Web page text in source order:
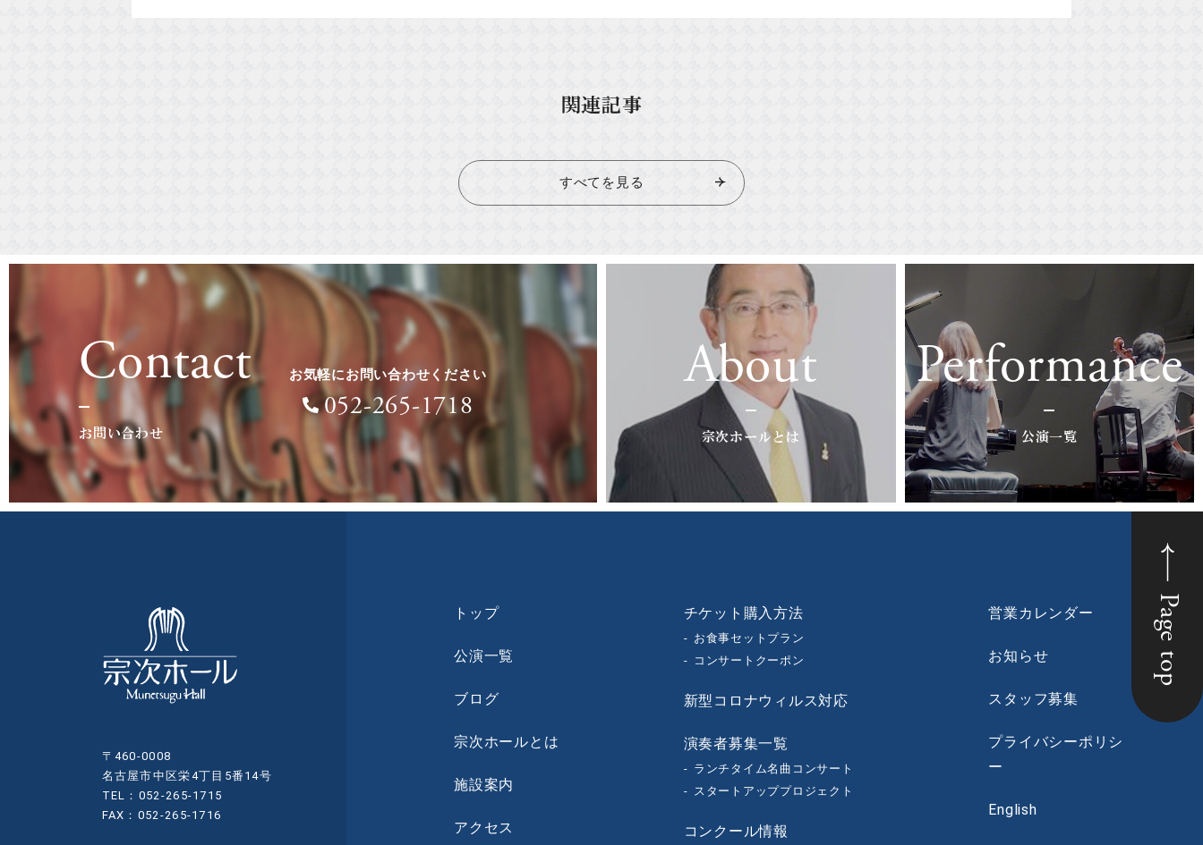
関連記事
すべてを見る
Contact
お問い合わせ
お気軽にお問い合わせください
052-265-1718
About
宗次ホールとは
Performance
公演一覧
Page top
〒460-0008
名古屋市中区栄4丁目5番14号
TEL：052-265-1715
FAX：052-265-1716
トップ
公演一覧
ブログ
宗次ホールとは
施設案内
アクセス
チケット購入方法
お食事セットプラン
コンサートクーポン
新型コロナウィルス対応
演奏者募集一覧
ランチタイム名曲コンサート
スタートアッププロジェクト
コンクール情報
営業カレンダー
お知らせ
スタッフ募集
プライバシーポリシ
ー
English